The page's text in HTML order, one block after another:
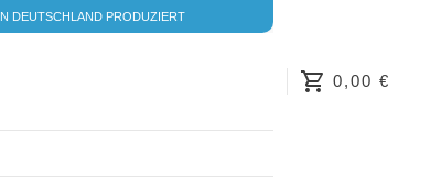
IN DEUTSCHLAND PRODUZIERT
0,00 €